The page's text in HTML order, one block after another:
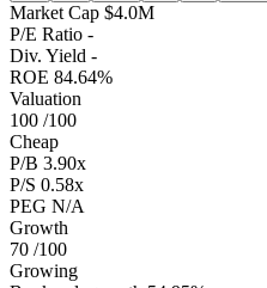
Market Cap $4.0M
P/E Ratio -
Div. Yield -
ROE 84.64%
Valuation
100 /100
Cheap
P/B 3.90x
P/S 0.58x
PEG N/A
Growth
70 /100
Growing